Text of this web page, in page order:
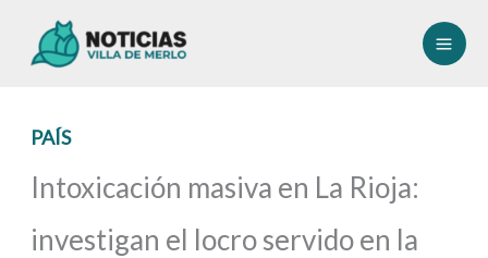
PAÍS
Intoxicación masiva en La Rioja:
investigan el locro servido en la